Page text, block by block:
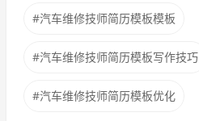
#汽车维修技师简历模板模板
#汽车维修技师简历模板写作技巧
#汽车维修技师简历模板优化